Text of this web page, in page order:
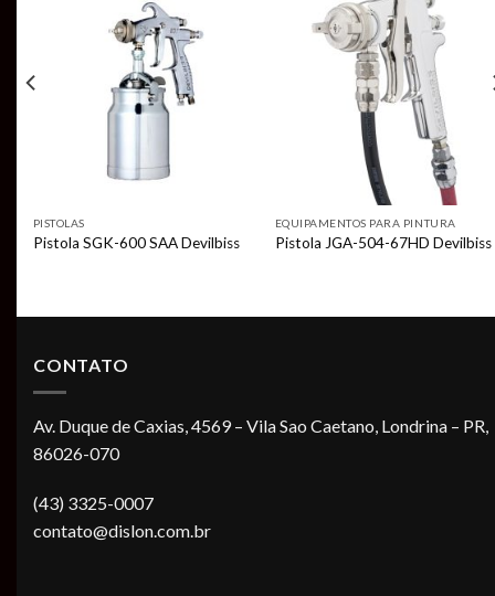
Add to
PISTOLAS
Pistola SGK-600 SAA Devilbiss
Add to
wishlist
EQUIPAMENTOS PARA PINTURA
Pistola JGA-504-67HD Devilbiss
CONTATO
Av. Duque de Caxias, 4569 – Vila Sao Caetano, Londrina – PR,
86026-070
(43) 3325-0007
contato@dislon.com.br